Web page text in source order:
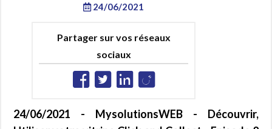
24/06/2021
Partager sur vos réseaux
sociaux
24/06/2021 - MysolutionsWEB - Découvrir,